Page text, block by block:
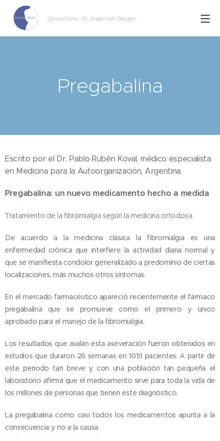
Clínica Olmo. Dr. Angel Van Deyzen
Pregabalina
Escrito por el Dr. Pablo Rubén Koval, médico especialista
en Medicina para la Autoorganización, Argentina.
Pregabalina: un nuevo medicamento hecho a medida
Tratamiento de la fibromialgia según la medicina ortodoxa
De acuerdo a la medicina clásica la fibromialgia es una
enfermedad crónica que interfiere la actividad diaria normal y
que se manifiesta condolor generalizado a predominio de ciertas
localizaciones, más muchos otros síntomas.
En el mercado farmacéutico apareció recientemente el fármaco
pregabalina que se promueve como el primero y único
aprobado para el manejo de la fibromialgia.
Los resultados que avalan esta aseveración fueron obtenidos en
estudios que duraron 26 semanas en 1051 pacientes. A partir de
este periodo tan breve y con una población tan pequeña el
laboratorio afirma que el medicamento sirve para toda la vida de
los millones de personas que tienen este diagnóstico.
La pregabalina como casi todos los medicamentos apunta a la
consecuencia y no a la causa.